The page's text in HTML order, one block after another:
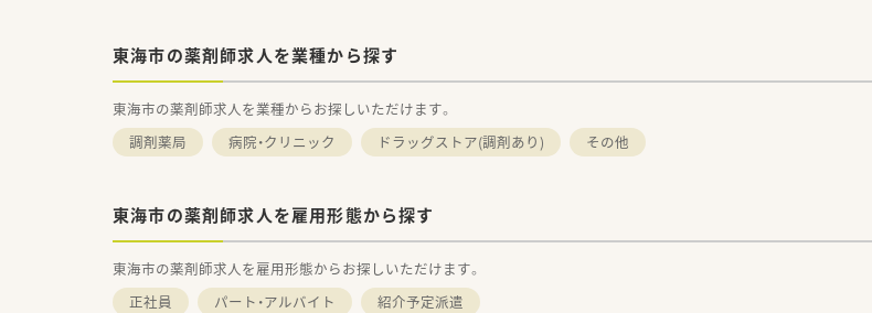
東海市の薬剤師求人を業種から探す
東海市の薬剤師求人を業種からお探しいただけます。
調剤薬局
病院・クリニック ドラッグストア(調剤あり) その他
東海市の薬剤師求人を雇用形態から探す
東海市の薬剤師求人を雇用形態からお探しいただけます。
正社員
パート・アルバイト 紹介予定派遣